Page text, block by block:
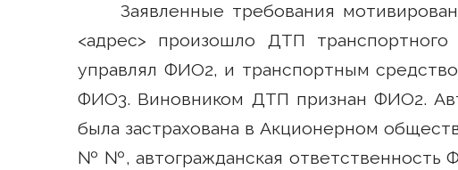
Заявленные требования
<адрес> произошло ДТП
управлял ФИО2, и транспортным
ФИО3. Виновником ДТП признан ФИО2.
была застрахована в Акционерном
№ №, автогражданская ответственность